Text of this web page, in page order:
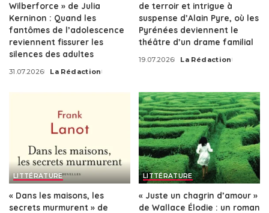
Wilberforce » de Julia
Kerninon : Quand les
fantômes de l’adolescence
reviennent fissurer les
silences des adultes
31.07.2026
Posted
La Rédaction
de terroir et intrigue à
suspense d’Alain Pyre, où les
Pyrénées deviennent le
théâtre d’un drame familial
19.07.2026
Posted
La Rédaction
LITTÉRATURE
« Dans les maisons, les
secrets murmurent » de
LITTÉRATURE
« Juste un chagrin d’amour »
de Wallace Élodie : un roman